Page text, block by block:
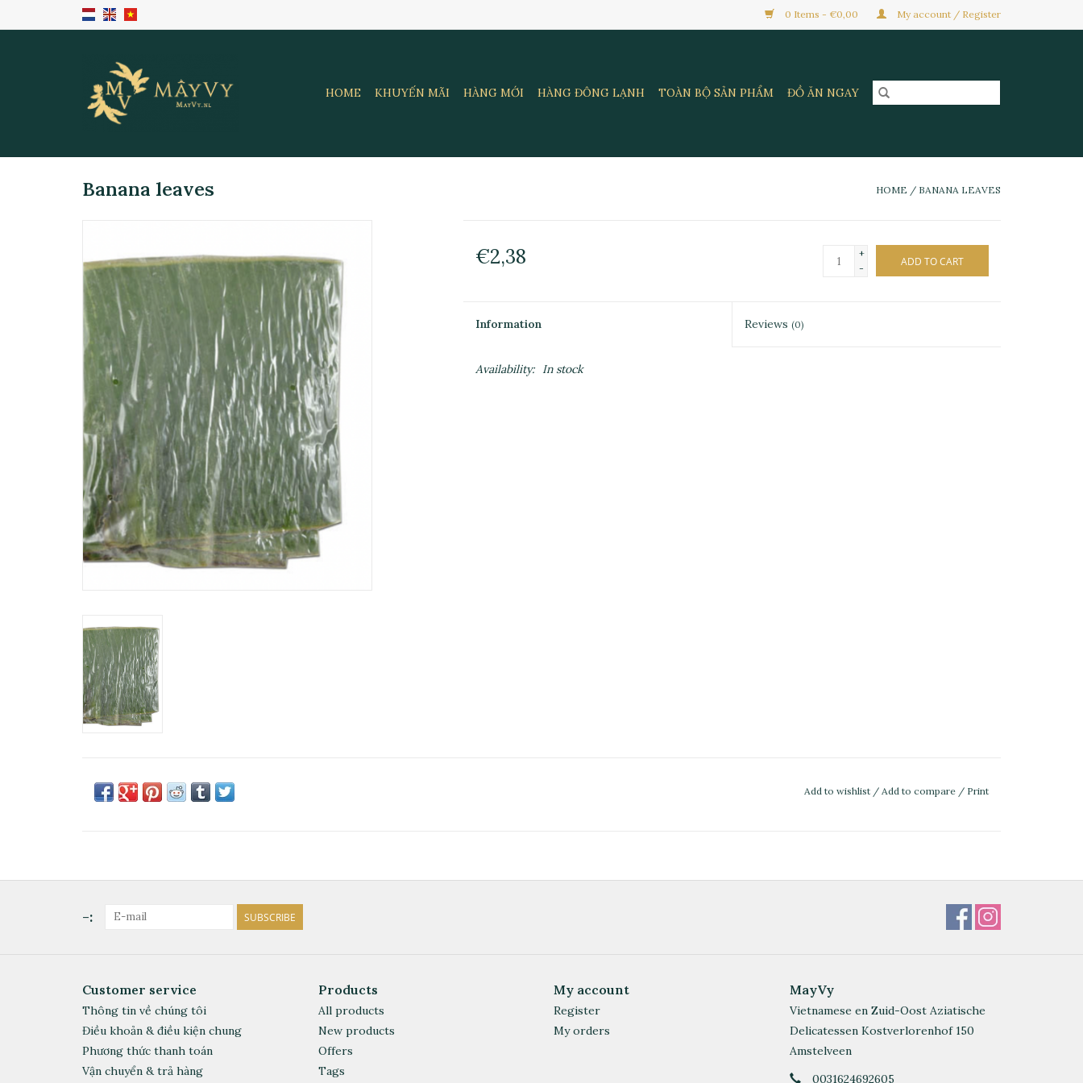
0 Items - €0,00 My account / Register
HOME KHUYẾN MÃI HÀNG MỚI HÀNG ĐÔNG LẠNH TOÀN BỘ SẢN PHẨM ĐỒ ĂN NGAY
Banana leaves HOME / BANANA LEAVES
€2,38
+
-
ADD TO CART
Information Reviews(0)
Availability: In stock
Add to wishlist / Add to compare / Print
-: SUBSCRIBE
Customer service
Thông tin về chúng tôi
Điều khoản & điều kiện chung
Phương thức thanh toán
Vận chuyển & trả hàng
Products
All products
New products
Offers
Tags
My account
Register
My orders
MayVy
Vietnamese en Zuid-Oost Aziatische
Delicatessen Kostverlorenhof 150
Amstelveen
0031624692605